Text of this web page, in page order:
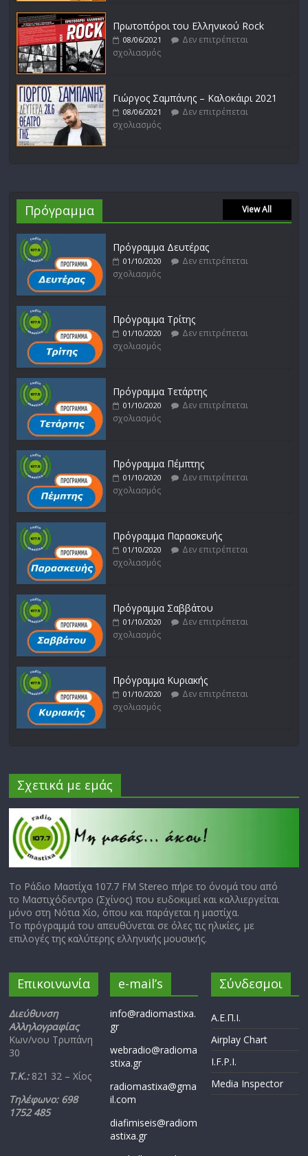
Πρωτοπόροι του Ελληνικού Rock
08/06/2021
Δεν επιτρέπεται
σχολιασμός
Γιώργος Σαμπάνης – Καλοκάιρι 2021
08/06/2021
Δεν επιτρέπεται
σχολιασμός
Πρόγραμμα View All
Πρόγραμμα Δευτέρας
01/10/2020
Δεν επιτρέπεται
σχολιασμός
Πρόγραμμα Τρίτης
01/10/2020
Δεν επιτρέπεται
σχολιασμός
Πρόγραμμα Τετάρτης
01/10/2020
Δεν επιτρέπεται
σχολιασμός
Πρόγραμμα Πέμπτης
01/10/2020
Δεν επιτρέπεται
σχολιασμός
Πρόγραμμα Παρασκευής
01/10/2020
Δεν επιτρέπεται
σχολιασμός
Πρόγραμμα Σαββάτου
01/10/2020
Δεν επιτρέπεται
σχολιασμός
Πρόγραμμα Κυριακής
01/10/2020
Δεν επιτρέπεται
σχολιασμός
Σχετικά με εμάς
Το Ράδιο Μαστίχα 107.7 FM Stereo πήρε το όνομά του από
το Μαστιχόδεντρο (Σχίνος) που ευδοκιμεί και καλλιεργείται
μόνο στη Νότια Χίο, όπου και παράγεται η μαστίχα.
Το πρόγραμμά του απευθύνεται σε όλες τις ηλικίες, με
επιλογές της καλύτερης ελληνικής μουσικής.
Επικοινωνία
Διεύθυνση
Αλληλογραφίας
Κων/νου Τρυπάνη
30
Τ.Κ.: 821 32 – Χίος
Τηλέφωνο: 698
1752 485
e-mail’s
info@radiomastixa.
gr
webradio@radioma
stixa.gr
radiomastixa@gma
il.com
diafimiseis@radiom
astixa.gr
Σύνδεσμοι
Α.Ε.Π.Ι.
Airplay Chart
I.F.P.I.
Media Inspector